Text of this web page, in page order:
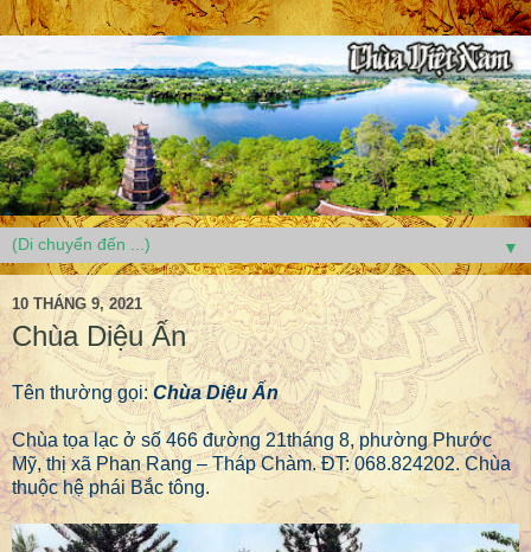
▼
10 THÁNG 9, 2021
Chùa Diệu Ấn
Tên thường gọi:Chùa Diệu Ấn
Chùa tọa lạc ở số 466 đường 21tháng 8, phường Phước
Mỹ, thị xã Phan Rang – Tháp Chàm. ĐT: 068.824202. Chùa
thuộc hệ phái Bắc tông.